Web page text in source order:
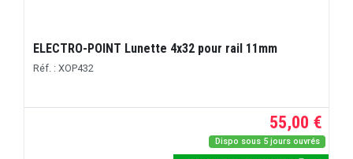
ELECTRO-POINT Lunette 4x32 pour rail 11mm
Réf. : XOP432
55,00 €
Dispo sous 5 jours ouvrés